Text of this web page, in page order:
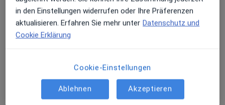
werden.
Sprechen Sie mich an!
darauf, Sie auf Ihrem Weg zu begleiten.
Nasennebenhöhlenentzündung
Kehlkopfentzündung
+18a11y_sr_more_diseases
Standorte anzeigen (1)
Fotos und Videos
in den Einstellungen widerrufen oder Ihre Präferenzen
aktualisieren. Erfahren Sie mehr unter Datenschutz und
Cookie Erklärung
Cookie-Einstellungen
Ablehnen Akzeptieren